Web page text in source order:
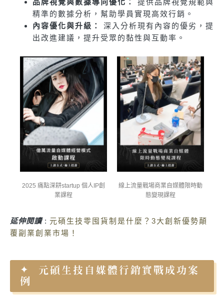
品牌視覺與數據導向優化：
提供品牌視覺規範與
精準的數據分析，幫助學員實現高效行銷。
內容優化與升級：
深入分析現有內容的優劣，提
出改進建議，提升受眾的黏性與互動率。
2025 痛點深耕startup 個人IP創
業課程
線上流量戰場商業自媒體限時動
態變現課程
延伸閱讀: 元碩生技零囤貨制是什麼？3大創新優勢顛
覆副業創業市場！
元碩生技自媒體行銷實戰成功案
例